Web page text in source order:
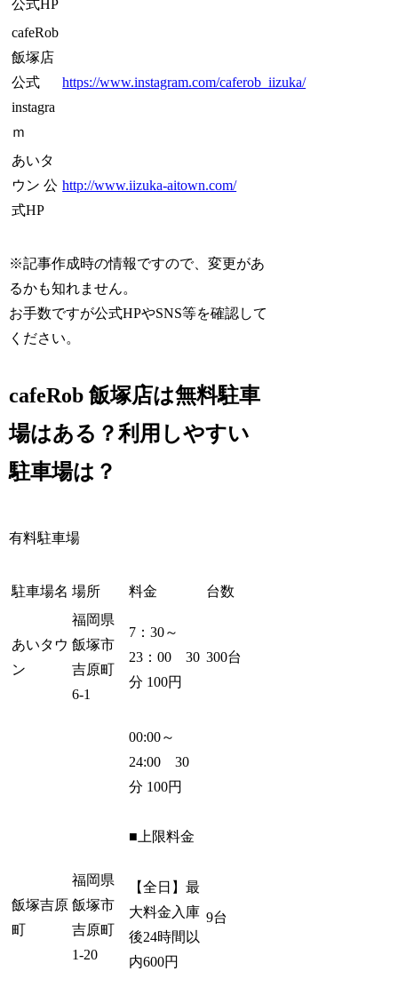
公式HP
cafeRob
飯塚店
公式
instagra
ｍ
https://www.instagram.com/caferob_iizuka/
あいタ
ウン 公
式HP
http://www.iizuka-aitown.com/
※記事作成時の情報ですので、変更があ
るかも知れません。
お手数ですが公式HPやSNS等を確認して
ください。
cafeRob 飯塚店は無料駐車
場はある？利用しやすい
駐車場は？
有料駐車場
駐車場名 場所 料金 台数
あいタウ
ン
福岡県
飯塚市
吉原町
6-1
7：30～
23：00 30
分 100円
300台
飯塚吉原
町
福岡県
飯塚市
吉原町
1-20
00:00～
24:00 30
分 100円
■上限料金
【全日】最
大料金入庫
後24時間以
内600円
9台